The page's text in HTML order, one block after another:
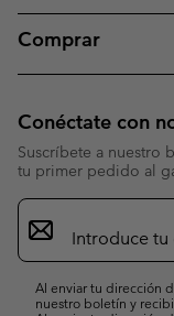
Comprar
Conéctate con
Suscríbete a nuestro
tu primer pedido al
Suscripción
de
correo
Al enviar tu dirección
nuestro boletín y